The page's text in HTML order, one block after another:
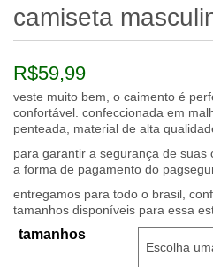
camiseta
R$59,99
veste muito bem, o caimento é
confortável. confeccionada em
penteada, material de alta
para garantir a segurança de suas
a forma de pagamento do
entregamos para todo o brasil,
tamanhos disponíveis para essa
tamanhos